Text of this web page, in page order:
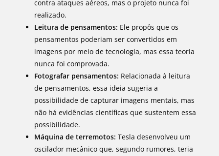
contra ataques aéreos, mas o projeto nunca foi
realizado.
Leitura de pensamentos: Ele propôs que os
pensamentos poderiam ser convertidos em
imagens por meio de tecnologia, mas essa teoria
nunca foi comprovada.
Fotografar pensamentos: Relacionada à leitura
de pensamentos, essa ideia sugeria a
possibilidade de capturar imagens mentais, mas
não há evidências científicas que sustentem essa
possibilidade.
Máquina de terremotos: Tesla desenvolveu um
oscilador mecânico que, segundo rumores, teria